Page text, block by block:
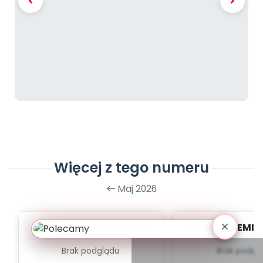
Więcej z tego numeru
Maj 2026
Czerwiec - MIESIĘCZNY
PLAN PRACY
WYCHOWAWCZO –
Brak podglądu
NIE Z TEJ
-
PRACY
Brak